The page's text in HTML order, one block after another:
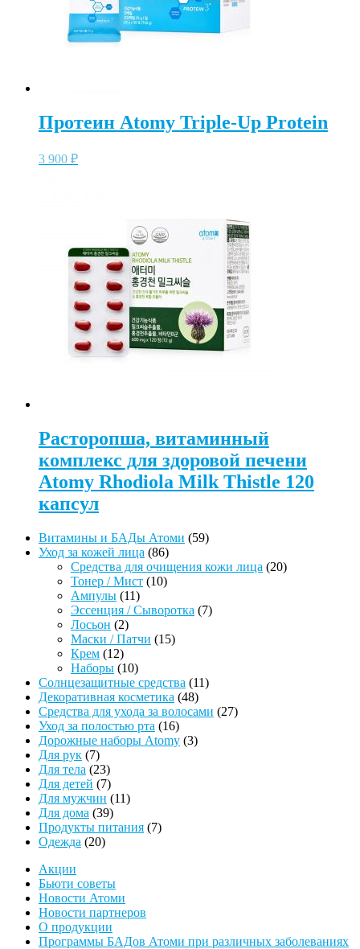
Протеин Atomy Triple-Up Protein
3 900 ₽
Расторопша, витаминный
комплекс для здоровой печени
Atomy Rhodiola Milk Thistle 120
капсул
Витамины и БАДы Атоми 5959
Уход за кожей лица 8686
товаров
Средства для очищения кожи лица 2020
Тонер / Мист 1010
Ампулы 1111
товаров
Эссенция / Сыворотка 77
Лосьон 22
товара
Маски / Патчи 1515
Крем 1212
товаров
Наборы 1010
товаров
Солнцезащитные средства 1111
Декоративная косметика 4848
товаров
Средства для ухода за волосами 2727
Уход за полостью рта 1616
товаров
Дорожные наборы Atomy 33
Для рук 77
товаров
Для тела 2323
товара
Для детей 77
товаров
Для мужчин 1111
Для дома 3939
товаров
Продукты питания 77
Одежда 2020
Акции
Бьюти советы
Новости Атоми
Новости партнеров
О продукции
Программы БАДов Атоми при различных заболеваниях